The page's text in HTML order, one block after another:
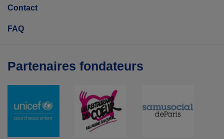
Contact
FAQ
Partenaires fondateurs